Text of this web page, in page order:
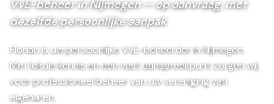
VvE-beheer in Nijmegen — op aanvraag, met
dezelfde persoonlijke aanpak
Florian is uw persoonlijke VvE-beheerder in Nijmegen.
Met lokale kennis en een vast aanspreekpunt zorgen wij
voor professioneel beheer van uw vereniging van
eigenaren.